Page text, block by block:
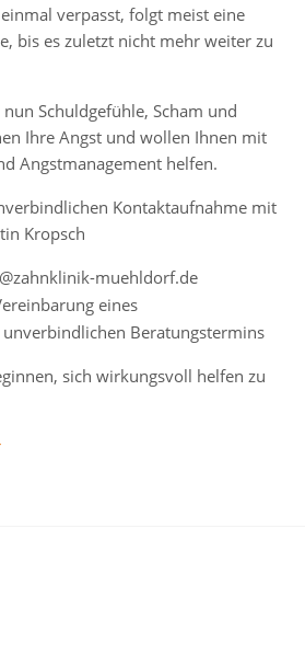
verpasst, folgt meist eine
bis es zuletzt nicht mehr weiter zu
Schuldgefühle, Scham und
Ihre Angst und wollen Ihnen mit
Angstmanagement helfen.
Kontaktaufnahme mit
Kropsch
muehldorf.de
eines
Beratungstermins
sich wirkungsvoll helfen zu